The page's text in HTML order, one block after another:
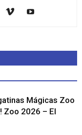
Mágicas Zoo
Zoo 2026 – El